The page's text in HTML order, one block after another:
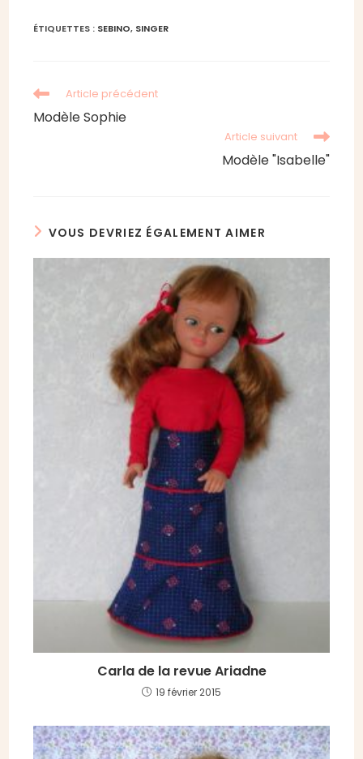
ÉTIQUETTES : SEBINO, SINGER
Read
more
articles
Article précédent
Modèle Sophie
Article suivant
Modèle "Isabelle"
VOUS DEVRIEZ ÉGALEMENT AIMER
Carla de la revue Ariadne
19 février 2015